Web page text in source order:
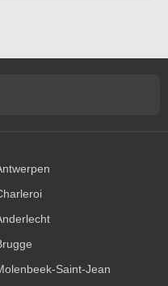
Saint-Jean